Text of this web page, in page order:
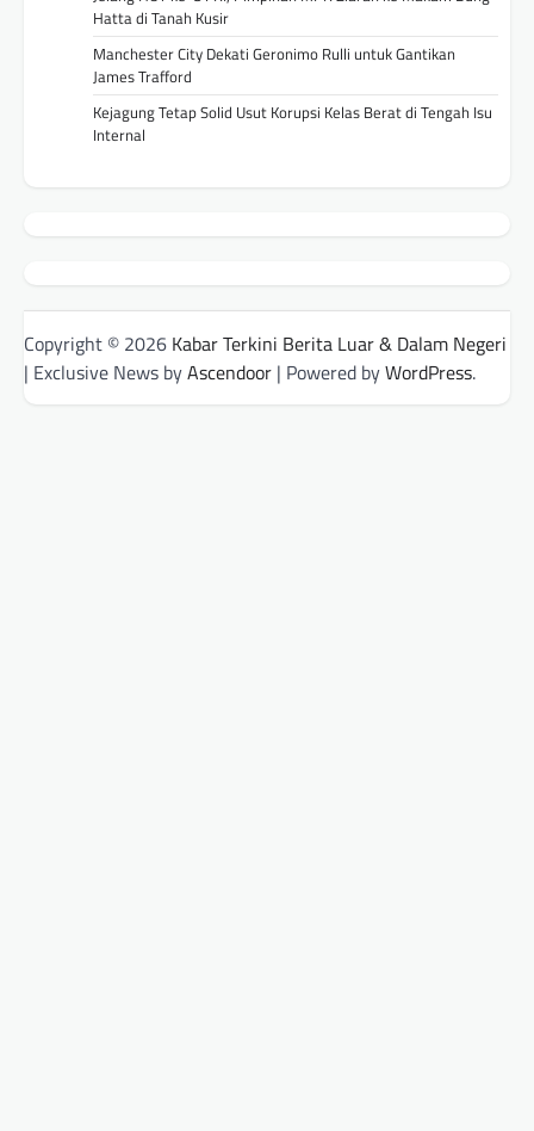
Hatta di Tanah Kusir
Manchester City Dekati Geronimo Rulli untuk Gantikan
James Trafford
Kejagung Tetap Solid Usut Korupsi Kelas Berat di Tengah Isu
Internal
Copyright © 2026 Kabar Terkini Berita Luar & Dalam Negeri
| Exclusive News byAscendoor | Powered byWordPress.